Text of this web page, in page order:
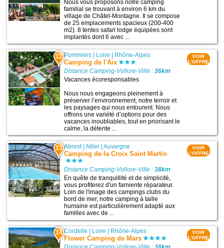
Nous vous proposons notre camping
familial se trouvant à environ 6 km du
village de Châtel-Montagne. Il se compose
de 25 emplacements spacieux (200-400
m2). 8 tentes safari lodge équipées sont
implantés dont 6 avec ...
12 Pommiers | Loire | Rhône-Alpes
Camping de l'Aix
Distance Camping-Vollore-Ville :36km
Vacances écoresponsables
Nous nous engageons pleinement à
préserver l’environnement, notre terroir et
les paysages qui nous entourent. Nous
offrons une variété d’options pour des
vacances inoubliables, tout en priorisant le
calme, la détente ...
VOIR
L'OFFRE
13 Abrest|Allier |Auvergne
Camping de la Croix Saint Martin
Distance Camping-Vollore-Ville :38km
En quête de tranquillité et de simplicité,
vous profiterez d'un farniente réparateur.
Loin de l'image des campings clubs du
bord de mer, notre camping à taille
humaine est particulièrement adapté aux
familles avec de ...
VOIR
L'OFFRE
14 Cordelle Loire Rhône-Alpes
Flower Camping de Mars
VOIR
L'OFFRE